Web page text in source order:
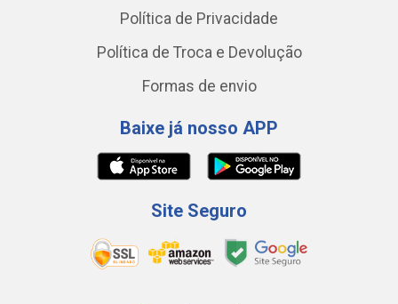
Política de Privacidade
Política de Troca e Devolução
Formas de envio
Baixe já nosso APP
Site Seguro